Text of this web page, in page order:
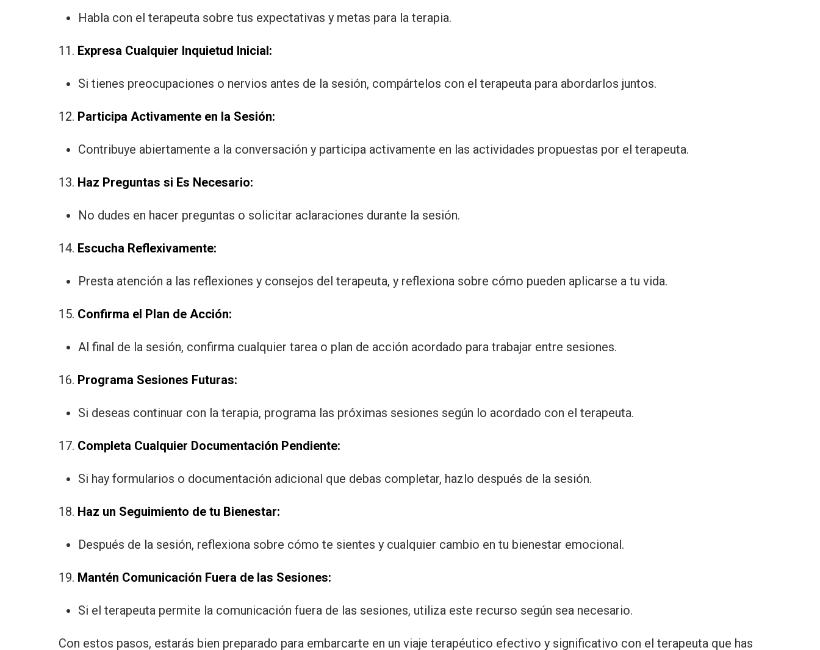
Habla con el terapeuta sobre tus expectativas y metas para la terapia.
11. Expresa Cualquier Inquietud Inicial:
Si tienes preocupaciones o nervios antes de la sesión, compártelos con el terapeuta para abordarlos juntos.
12. Participa Activamente en la Sesión:
Contribuye abiertamente a la conversación y participa activamente en las actividades propuestas por el terapeuta.
13. Haz Preguntas si Es Necesario:
No dudes en hacer preguntas o solicitar aclaraciones durante la sesión.
14. Escucha Reflexivamente:
Presta atención a las reflexiones y consejos del terapeuta, y reflexiona sobre cómo pueden aplicarse a tu vida.
15. Confirma el Plan de Acción:
Al final de la sesión, confirma cualquier tarea o plan de acción acordado para trabajar entre sesiones.
16. Programa Sesiones Futuras:
Si deseas continuar con la terapia, programa las próximas sesiones según lo acordado con el terapeuta.
17. Completa Cualquier Documentación Pendiente:
Si hay formularios o documentación adicional que debas completar, hazlo después de la sesión.
18. Haz un Seguimiento de tu Bienestar:
Después de la sesión, reflexiona sobre cómo te sientes y cualquier cambio en tu bienestar emocional.
19. Mantén Comunicación Fuera de las Sesiones:
Si el terapeuta permite la comunicación fuera de las sesiones, utiliza este recurso según sea necesario.
Con estos pasos, estarás bien preparado para embarcarte en un viaje terapéutico efectivo y significativo con el terapeuta que has